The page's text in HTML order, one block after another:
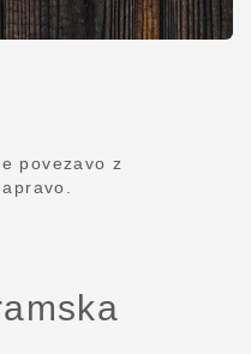
povezavo z